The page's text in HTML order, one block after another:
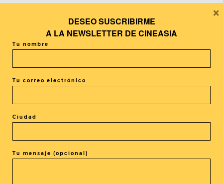
La frase de la semana: Ángel
Sala director del Festival de
Sitges “Este año Sitges es un
DESEO SUSCRIBIRME
A LA NEWSLETTER DE CINEASIA
Tu nombre
Tu correo electrónico
Ciudad
Tu mensaje (opcional)
×